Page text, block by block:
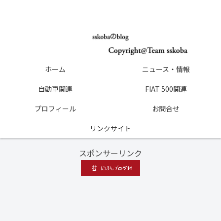
ホーム
ニュース・情報
自動車関連
FIAT 500関連
プロフィール
お問合せ
リンクサイト
スポンサーリンク